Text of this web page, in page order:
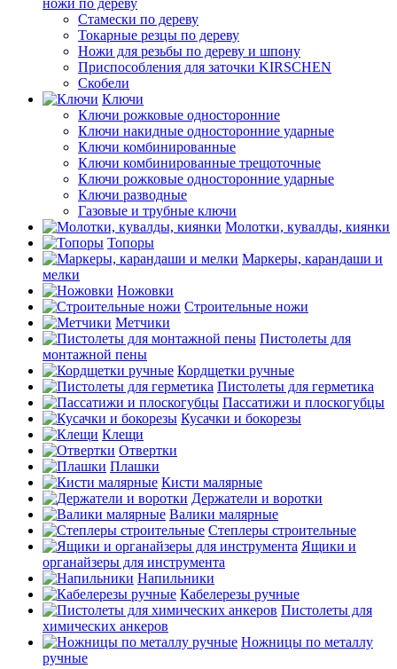
ножи по дереву
Стамески по дереву
Токарные резцы по дереву
Ножи для резьбы по дереву и шпону
Приспособления для заточки KIRSCHEN
Скобели
Ключи
Ключи рожковые односторонние
Ключи накидные односторонние ударные
Ключи комбинированные
Ключи комбинированные трещоточные
Ключи рожковые односторонние ударные
Ключи разводные
Газовые и трубные ключи
Молотки, кувалды, киянки
Топоры
Маркеры, карандаши и
мелки
Ножовки
Строительные ножи
Метчики
Пистолеты для
монтажной пены
Кордщетки ручные
Пистолеты для герметика
Пассатижи и плоскогубцы
Кусачки и бокорезы
Клещи
Отвертки
Плашки
Кисти малярные
Держатели и воротки
Валики малярные
Степлеры строительные
Ящики и
органайзеры для инструмента
Напильники
Кабелерезы ручные
Пистолеты для
химических анкеров
Ножницы по металлу
ручные